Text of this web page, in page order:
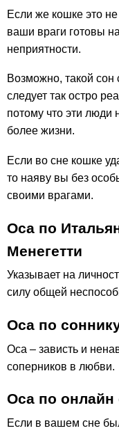
Если же кошке это не
ваши враги готовы
неприятности.
Возможно, такой сон
следует так остро
потому что эти люди
более жизни.
Если во сне кошке
то наяву вы без
своими врагами.
Оса по
Менегетти
Указывает на
силу общей
Оса по
Оса – зависть и
соперников в любви.
Оса по онлайн
Если в вашем сне